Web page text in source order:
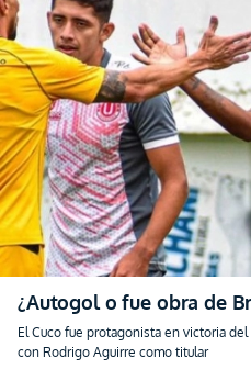
¿Autogol o fue obra de
El Cuco fue protagonista en victoria
con Rodrigo Aguirre como titular